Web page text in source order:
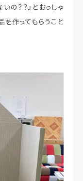
の？？』とおっしゃ
作ってもらうこと